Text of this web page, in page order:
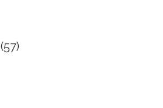
(57)